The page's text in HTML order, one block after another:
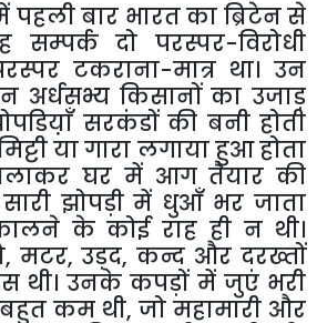
पहलीबार भारतका ब्रिटेनसे
सम्पर्क दो परस्पर-विरोधी
टकराना-मात्र था। उन
अर्धसभ्य किसानों का उजाड़
सरकंडों की बनी होती
यागारा लगायाहुआहोता
घर में आग तैयार की
सारी झोपड़ी में धुआँ भर जाता
के कोई राह ही न थी।
, मटर,उड़द,कन्द और दरख्तों
थी। उनके कपड़ों में जुएं भरी
बहुत कम थी, जो महामारी और